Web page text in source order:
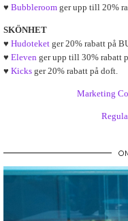
♥ Bubbleroom ger upp till 20%
SKÖNHET
♥ Hudoteket ger 20% rabatt på
♥ Eleven ger upp till 30% rabatt
♥ Kicks ger 20% rabatt på doft.
Marketing